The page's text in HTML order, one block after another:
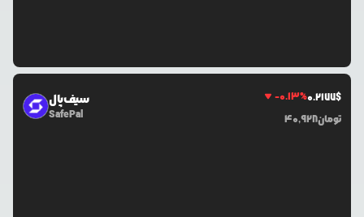
سیف‌پال
SafePal
-0.13%0.2177$
40,928تومان